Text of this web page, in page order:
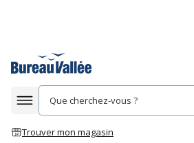
Afficher la navigation
Trouver mon magasin